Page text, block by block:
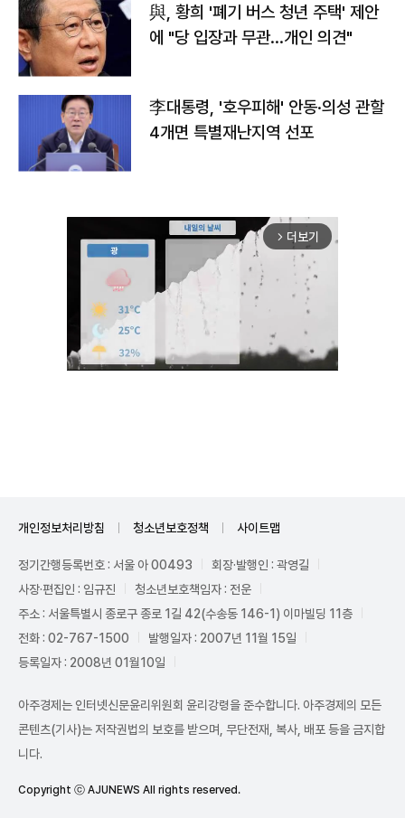
與, 황희 '폐기 버스 청년 주택' 제안
에 "당 입장과 무관…개인 의견"
李대통령, '호우피해' 안동·의성 관할
4개면 특별재난지역 선포
arrow_forward_ios 더보기
개인정보처리방침 청소년보호정책 사이트맵
정기간행등록번호 : 서울 아 00493
회장·발행인 : 곽영길
사장·편집인 : 임규진
청소년보호책임자 : 전운
주소 : 서울특별시 종로구 종로 1길 42(수송동 146-1) 이마빌딩 11층
전화 : 02-767-1500
발행일자 : 2007년 11월 15일
등록일자 : 2008년 01월10일
아주경제는 인터넷신문윤리위원회 윤리강령을 준수합니다. 아주경제의 모든
콘텐츠(기사)는 저작권법의 보호를 받으며, 무단전재, 복사, 배포 등을 금지합
니다.
Copyright ⓒ AJUNEWS All rights reserved.